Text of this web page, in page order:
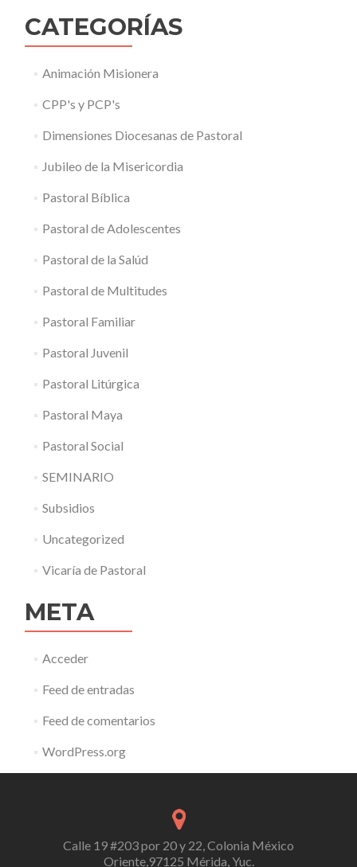
CATEGORÍAS
Animación Misionera
CPP's y PCP's
Dimensiones Diocesanas de Pastoral
Jubileo de la Misericordia
Pastoral Bíblica
Pastoral de Adolescentes
Pastoral de la Salúd
Pastoral de Multitudes
Pastoral Familiar
Pastoral Juvenil
Pastoral Litúrgica
Pastoral Maya
Pastoral Social
SEMINARIO
Subsidios
Uncategorized
Vicaría de Pastoral
META
Acceder
Feed de entradas
Feed de comentarios
WordPress.org
Calle 19 #203 por 20 y 22, Colonia México
Oriente,97125 Mérida, Yuc.